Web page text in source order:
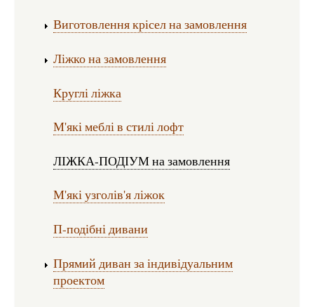
Виготовлення крісел на замовлення
Ліжко на замовлення
Круглі ліжка
М'які меблі в стилі лофт
ЛІЖКА-ПОДІУМ на замовлення
М'які узголів'я ліжок
П-подібні дивани
Прямий диван за індивідуальним
проектом